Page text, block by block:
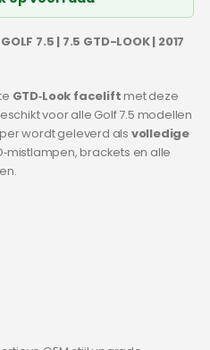
7.5 | 7.5 GTD-LOOK | 2017
GTD‑Look faceliftmet deze
voor alle Golf 7.5 modellen
wordt geleverd als volledige
brackets en alle